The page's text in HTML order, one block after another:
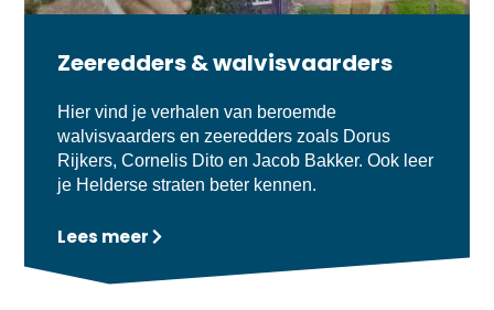
Zeeredders & walvisvaarders
Hier vind je verhalen van beroemde
walvisvaarders en zeeredders zoals Dorus
Rijkers, Cornelis Dito en Jacob Bakker. Ook leer
je Helderse straten beter kennen.
Lees meer